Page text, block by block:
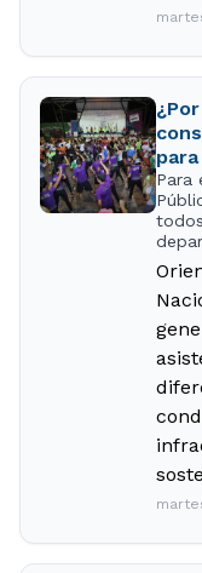
Para